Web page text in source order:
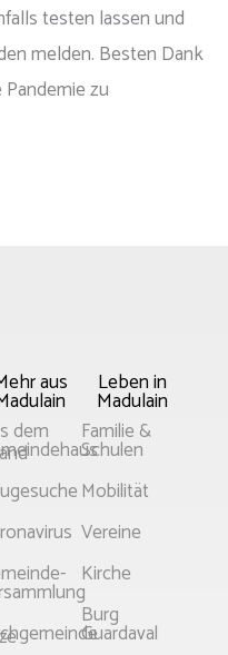
testen lassen und
melden. Besten Dank
zu
aus
dem
Leben in
Madulain
Familie &
Schulen
Mobilität
Vereine
Kirche
Burg
Guardaval